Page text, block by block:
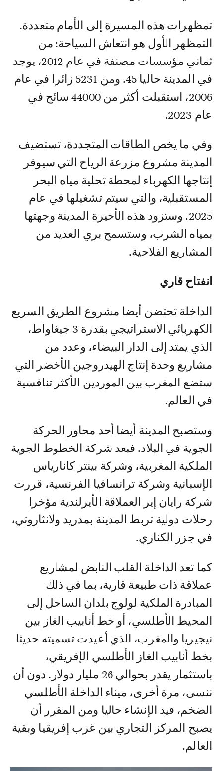
تمظهرات هذه المسيرة إلى الأمام متعددة.
التمظهر الأول هو انتعاش السياحة: من
ثماني مؤسسات مصنفة في عام 2012، يوجد
في المدينة حاليا 45. ومن 5231 زائرا في عام
2006، استقبلت أكثر من 44000 سائح في
عام 2023.
وفي ما يخص الطاقات المتجددة، تستضيف
المدينة مشروع مزرعة الرياح التي سيوفر
إنتاجها الكهرباء لمحطة تحلية مياه البحر
المستقبلية، والتي سيتم تشغيلها في عام
2025. وستزود هذه الأخيرة المدينة وجهتها
بمياه الشرب، وستسمح بري العديد من
المشاريع الفلاحية.
انفتاح قاري
الداخلة تحتضن أيضا مشروع الطريق السريع
الكهربائي الاستراتيجي بقدرة 3 جيغاواط،
الذي يمتد إلى الدار البيضاء، وعدد من
مشاريع وحدة إنتاج الهيدروجين الأخضر التي
ستضع المغرب بين الموردين الأكثر تنافسية
في العالم.
وستصبح المدينة أيضا أحد محاور الحركة
الجوية في البلاد. فبعد شركة الخطوط الجوية
الملكية المغربية، وشركة بينتر كانارياس
الإسبانية وشركة ترانسافيا الفرنسية، قررت
شركة رايان إير العملاقة الأيرلندية مؤخرا
رحلات دولية تربط المدينة بمدريد ولانثاروتي،
في جزر الكناري.
كما تعد الداخلة القلب النابض لمشاريع
عملاقة ذات طبيعة قارية، بما في ذلك
المبادرة الملكية لولوج بلدان الساحل إلى
المحيط الأطلسي، أو خط أنابيب الغاز بين
نيجيريا والمغرب، الذي أعيدت تسميته حديثا
بخط أنابيب الغاز الأطلسي الإفريقي،
باستثمار يقدر بحوالي 26 مليار دولار. دون أن
ننسى، مرة أخرى، ميناء الداخلة الأطلسي
الضخم، قيد الإنشاء حاليا ومن المقرر أن
يصبح المركز التجاري بين غرب إفريقيا وبقية
العالم.